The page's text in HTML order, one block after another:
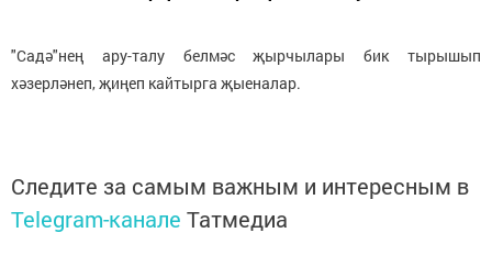
"Садә"нең ару-талу белмәс җырчылары бик тырышып
хәзерләнеп, җиңеп кайтырга җыеналар.
Следите за самым важным и интересным в
Telegram-канале Татмедиа